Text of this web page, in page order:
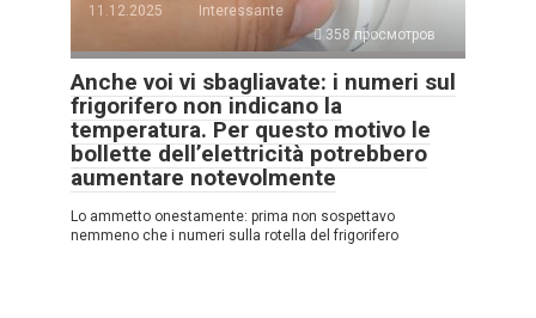
11.12.2025
Interessante
358 просмотров
Anche voi vi sbagliavate: i numeri sul
frigorifero non indicano la
temperatura. Per questo motivo le
bollette dell’elettricità potrebbero
aumentare notevolmente
Lo ammetto onestamente: prima non sospettavo
nemmeno che i numeri sulla rotella del frigorifero